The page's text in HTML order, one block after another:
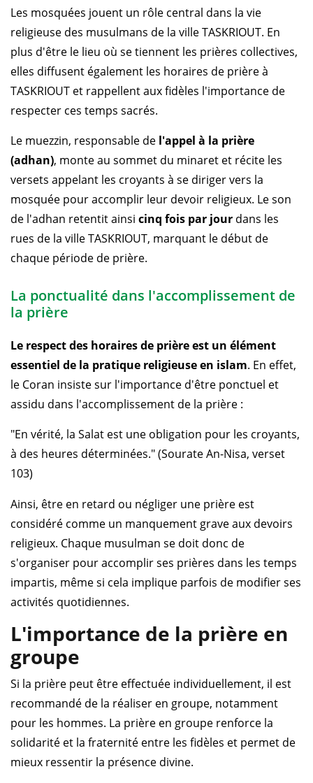
Les mosquées jouent un rôle central dans la vie
religieuse des musulmans de la ville TASKRIOUT. En
plus d'être le lieu où se tiennent les prières collectives,
elles diffusent également les horaires de prière à
TASKRIOUT et rappellent aux fidèles l'importance de
respecter ces temps sacrés.
Le muezzin, responsable de l'appel à la prière
(adhan), monte au sommet du minaret et récite les
versets appelant les croyants à se diriger vers la
mosquée pour accomplir leur devoir religieux. Le son
de l'adhan retentit ainsi cinq fois par jour dans les
rues de la ville TASKRIOUT, marquant le début de
chaque période de prière.
La ponctualité dans l'accomplissement de
la prière
Le respect des horaires de prière est un élément
essentiel de la pratique religieuse en islam. En effet,
le Coran insiste sur l'importance d'être ponctuel et
assidu dans l'accomplissement de la prière :
"En vérité, la Salat est une obligation pour les croyants,
à des heures déterminées." (Sourate An-Nisa, verset
103)
Ainsi, être en retard ou négliger une prière est
considéré comme un manquement grave aux devoirs
religieux. Chaque musulman se doit donc de
s'organiser pour accomplir ses prières dans les temps
impartis, même si cela implique parfois de modifier ses
activités quotidiennes.
L'importance de la prière en
groupe
Si la prière peut être effectuée individuellement, il est
recommandé de la réaliser en groupe, notamment
pour les hommes. La prière en groupe renforce la
solidarité et la fraternité entre les fidèles et permet de
mieux ressentir la présence divine.